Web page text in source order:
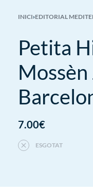
INICI›EDITORIAL
Petita
7.00€
ESGOTAT